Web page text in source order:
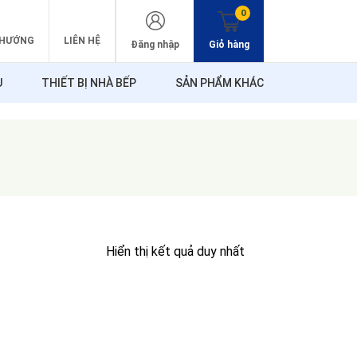
LIÊN HỆ Đăng nhập
0
Giỏ hàng
THIẾT BỊ NHÀ BẾP SẢN PHẨM KHÁC
Hiển thị kết quả duy nhất